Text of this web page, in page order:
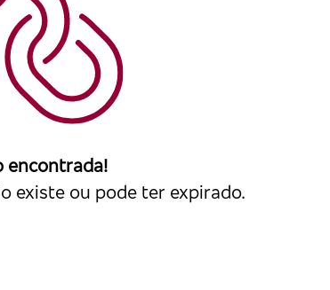
encontrada!
existe ou pode ter expirado.